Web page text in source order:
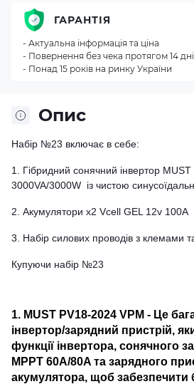
Опис
Набір №23 включає в себе:
1. Гібридний сонячний інвертор MUST
3000VA/3000W із чистою
2. Акумулятори х2 Vcell GEL 12v 100А
3. Набір силових проводів з клемами
Купуючи набір №23
1. MUST PV18-2024 VPM - Це
інвертор/зарядний пристрій,
функції інвертора, сонячного
MPPT 60A/80A та зарядного
акумулятора, щоб забезпечити
ГАРАНТІЯ
- Актуальна інформація та ціна
- Повернення без чека протягом 14
- Понад 15 років на ринку України